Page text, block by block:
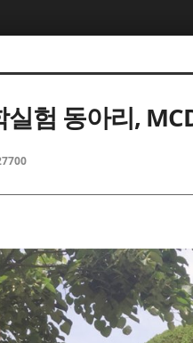
험 동아리,